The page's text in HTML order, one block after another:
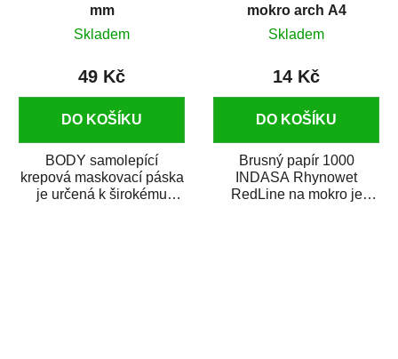
mm
Skladem
49 Kč
DO KOŠÍKU
BODY samolepící
krepová maskovací páska
je určená k širokému
mokro arch A4
Skladem
14 Kč
DO KOŠÍKU
Brusný papír 1000
INDASA Rhynowet
RedLine na mokro je